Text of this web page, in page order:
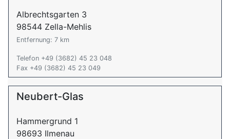
Albrechtsgarten 3
98544 Zella-Mehlis
Entfernung: 7 km
Telefon +49 (3682) 45 23 048
Fax +49 (3682) 45 23 049
Neubert-Glas
Hammergrund 1
98693 Ilmenau